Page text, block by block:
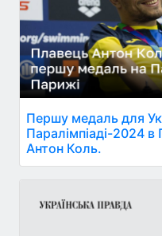
Першу медаль для
Паралімпіаді-2024
Антон Коль.